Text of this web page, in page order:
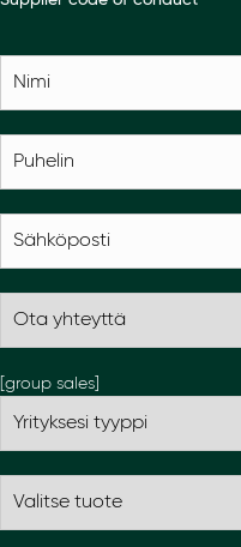
[group sales]